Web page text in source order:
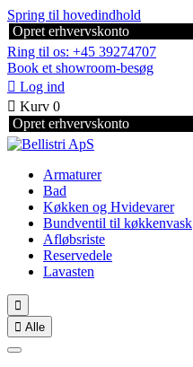
Spring til hovedindhold
Opret erhvervskonto
Ring til os: +45 39274707
Book et showroom-besøg
 Log ind
 Kurv 0
Opret erhvervskonto
Armaturer
Bad
Køkken og Hvidevarer
Bundventil til køkkenvask
Afløbsriste
Reservedele
Lavasten

 Alle